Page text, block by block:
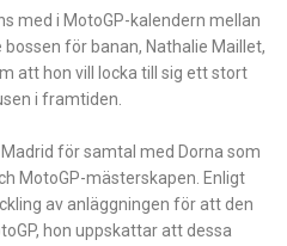
med i MotoGP-kalendern mellan
för banan, Nathalie Maillet,
att hon vill locka till sig ett stort
i framtiden.
för samtal med Dorna som
MotoGP-mästerskapen. Enligt
av anläggningen för att den
hon uppskattar att dessa